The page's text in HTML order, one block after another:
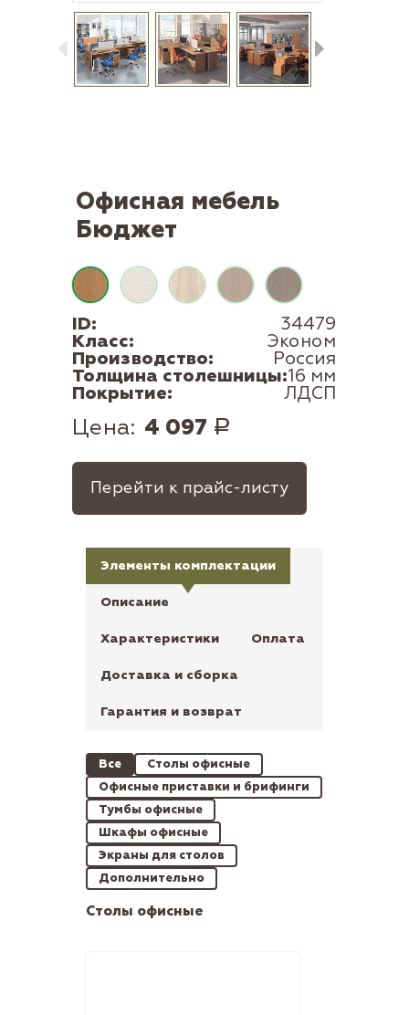
Офисная мебель
Бюджет
ID: 34479
Класс: Эконом
Производство: Россия
Толщина столешницы:16 мм
Покрытие: ЛДСП
Цена: 4 097 Р
Перейти к прайс-листу
Элементы комплектации
Описание
Характеристики Оплата
Доставка и сборка
Гарантия и возврат
Все
Столы офисные
Офисные приставки и брифинги
Тумбы офисные
Шкафы офисные
Экраны для столов
Дополнительно
Столы офисные